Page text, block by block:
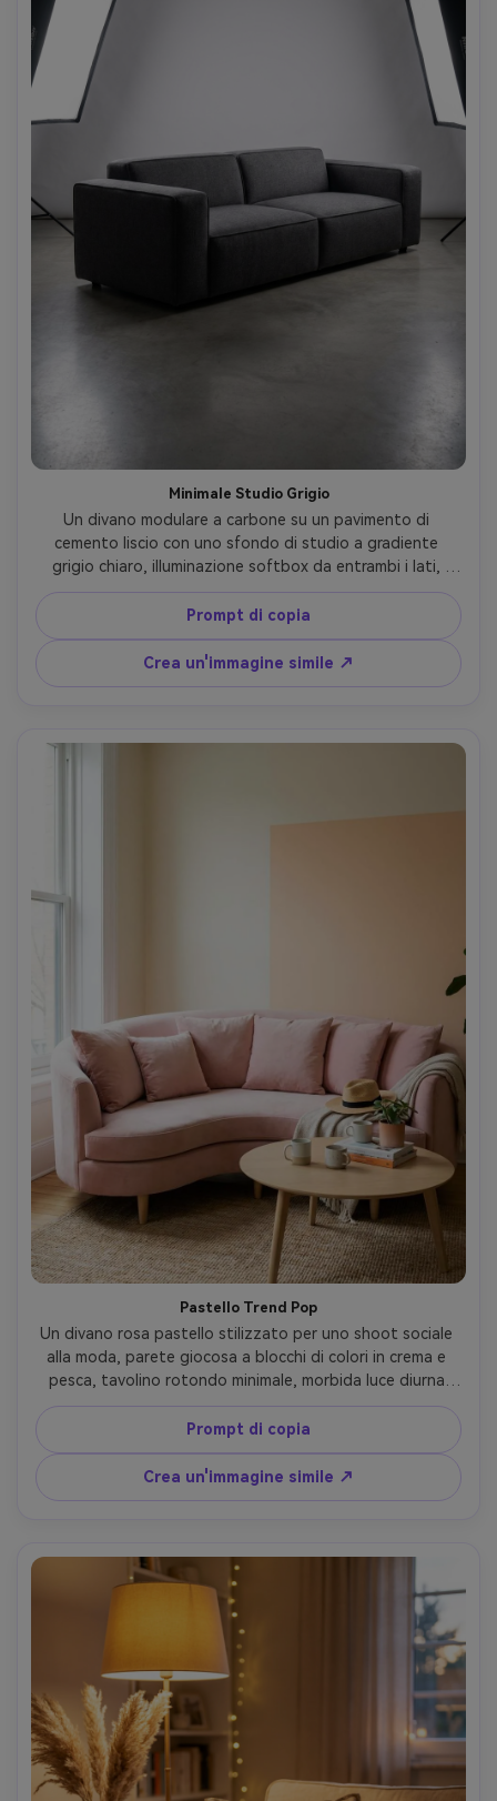
Minimale Studio Grigio
Un divano modulare a carbone su un pavimento di
cemento liscio con uno sfondo di studio a gradiente
grigio chiaro, illuminazione softbox da entrambi i lati,
ombra sottile sotto il divano, angolo di tre quarti,
scattato su Nikon Z9 con obiettivo da 70 mm, f/8,
fotografia di prodotto ultra realistica, texture nitide,
nessun oggetti di scena extra- -ar 4:5
Prompt di copia
Crea un'immagine simile ↗
Pastello Trend Pop
Un divano rosa pastello stilizzato per uno shoot sociale
alla moda, parete giocosa a blocchi di colori in crema e
pesca, tavolino rotondo minimale, morbida luce diurna
diffusa, scattato su Canon EOS R5 con obiettivo da 35
mm, f/4, foto interna editoriale ultra realistica,
composizione minimale moderna, toni vivaci ma naturali- -
ar 4:5
Prompt di copia
Crea un'immagine simile ↗